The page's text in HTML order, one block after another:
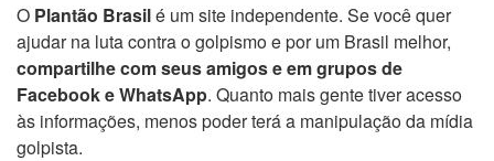
O Plantão Brasilé um site independente. Se você quer
ajudar na luta contra o golpismo e por um Brasil melhor,
compartilhe com seus amigos e em grupos de
Facebook e WhatsApp. Quanto mais gente tiver acesso
às informações, menos poder terá a manipulação da mídia
golpista.